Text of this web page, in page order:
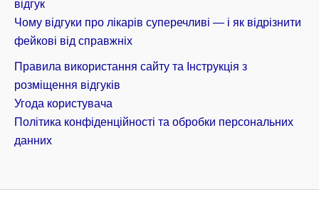
відгук
Чому відгуки про лікарів суперечливі — і як відрізнити
фейкові від справжніх
Правила використання сайту та Інструкція з
розміщення відгуків
Угода користувача
Політика конфіденційності та обробки персональних
данних